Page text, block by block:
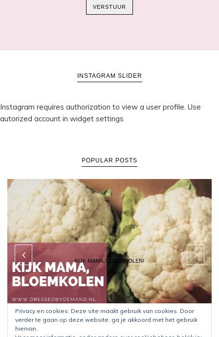
VERSTUUR
INSTAGRAM SLIDER
Instagram requires authorization to view a user profile. Use
autorized account in widget settings
POPULAR POSTS
KIJK MAMA, BLOEMKOLEN!
Privacy en cookies: Deze site maakt gebruik van cookies. Door
verder te gaan op deze website, ga je akkoord met het gebruik
hiervan.